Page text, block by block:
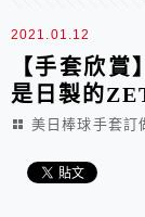
2021.01.12
【手套欣
是日製的
美日棒球手套訂